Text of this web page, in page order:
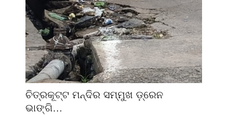
ଚିତ୍ରକୂଟ୍ଟ ମନ୍ଦିର ସମ୍ମୁଖ ଡ଼୍ରେନ
ଭାଙ୍ଗି…